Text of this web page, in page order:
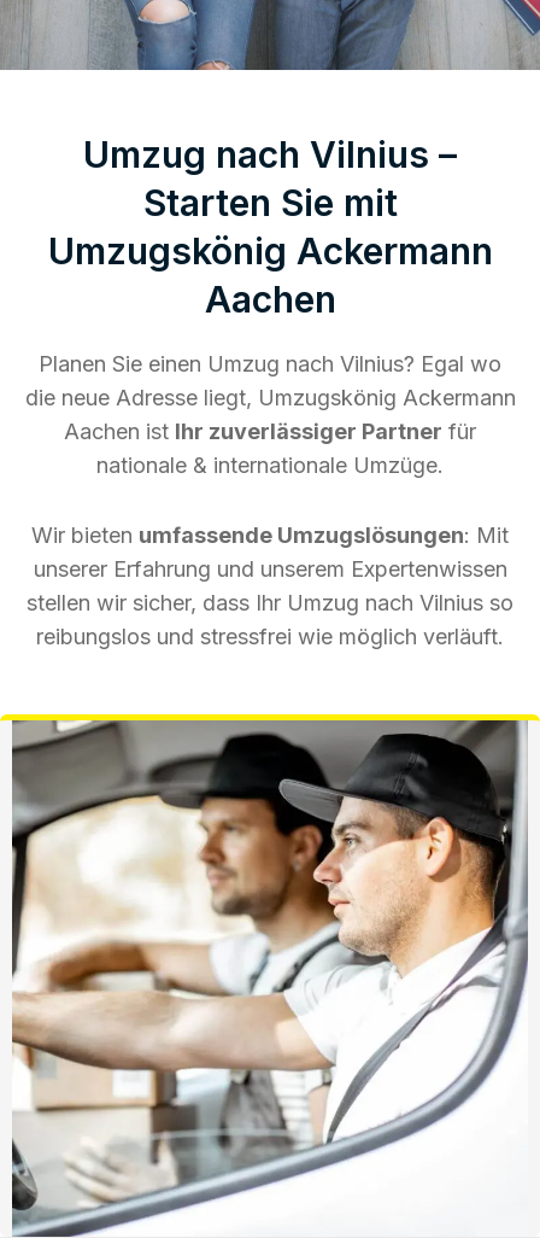
Umzug nach Vilnius –
Starten Sie mit
Umzugskönig Ackermann
Aachen
Planen Sie einen Umzug nach Vilnius? Egal wo
die neue Adresse liegt, Umzugskönig Ackermann
Aachen ist Ihr zuverlässiger Partner für
nationale & internationale Umzüge.
Wir bieten umfassende Umzugslösungen: Mit
unserer Erfahrung und unserem Expertenwissen
stellen wir sicher, dass Ihr Umzug nach Vilnius so
reibungslos und stressfrei wie möglich verläuft.